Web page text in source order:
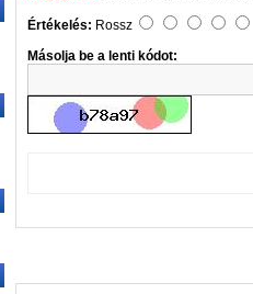
Értékelés: Rossz
Másolja be a lenti kódot: